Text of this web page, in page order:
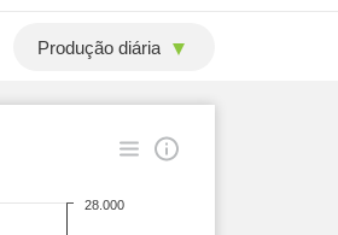
Produção diária
28.000